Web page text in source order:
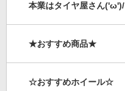
本業はタイヤ屋さん('ω')/
★おすすめ商品★
☆おすすめホイール☆